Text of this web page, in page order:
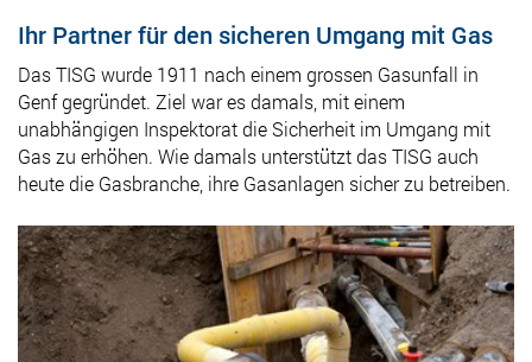
Ihr Partner für den sicheren Umgang mit Gas
Das TISG wurde 1911 nach einem grossen Gasunfall in
Genf gegründet. Ziel war es damals, mit einem
unabhängigen Inspektorat die Sicherheit im Umgang mit
Gas zu erhöhen. Wie damals unterstützt das TISG auch
heute die Gasbranche, ihre Gasanlagen sicher zu betreiben.